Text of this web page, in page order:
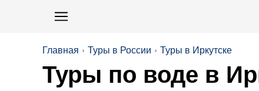
Главная Туры в России Туры в Иркутске
Туры по воде в